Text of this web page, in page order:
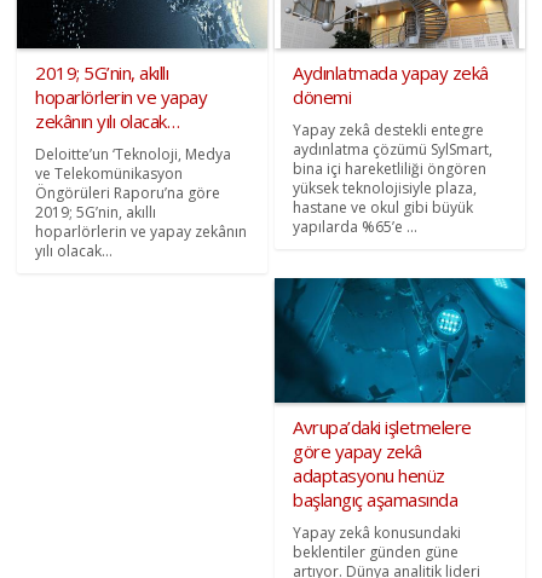
2019; 5G’nin, akıllı
hoparlörlerin ve yapay
zekânın yılı olacak…
Deloitte’un ‘Teknoloji, Medya
ve Telekomünikasyon
Öngörüleri Raporu’na göre
2019; 5G’nin, akıllı
hoparlörlerin ve yapay zekânın
yılı olacak…
Aydınlatmada yapay zekâ
dönemi
Yapay zekâ destekli entegre
aydınlatma çözümü SylSmart,
bina içi hareketliliği öngören
yüksek teknolojisiyle plaza,
hastane ve okul gibi büyük
yapılarda %65’e ...
Avrupa’daki işletmelere
göre yapay zekâ
adaptasyonu henüz
başlangıç aşamasında
Yapay zekâ konusundaki
beklentiler günden güne
artıyor. Dünya analitik lideri